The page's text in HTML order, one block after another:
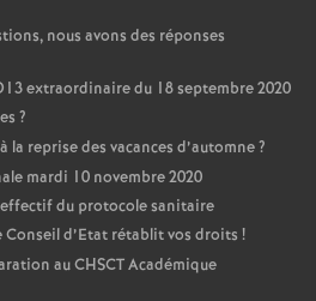
nous avons des réponses
extraordinaire du 18 septembre 2020
?
reprise des vacances d’automne?
mardi 10 novembre 2020
du protocole sanitaire
Conseil d’Etat rétablit vos droits !
au CHSCT Académique